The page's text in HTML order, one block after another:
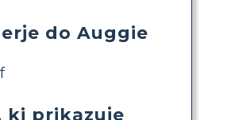
do Auggie
ki prikazuje